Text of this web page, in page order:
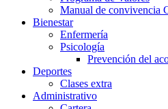
Manual de convivencia
Bienestar
Enfermería
Psicología
Prevención del
Deportes
Clases extra
Administrativo